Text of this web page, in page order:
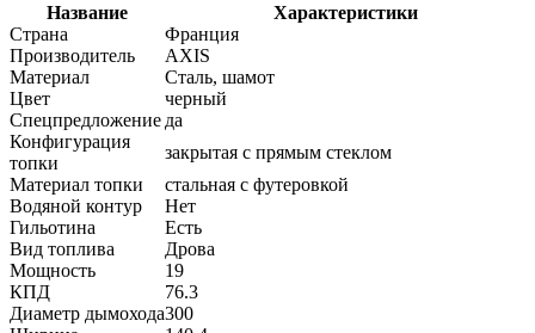
Название
Характеристики
Страна
Франция
Производитель
AXIS
Материал
Сталь, шамот
Цвет
черный
Спецпредложение да
Конфигурация
топки
закрытая с прямым стеклом
Материал топки
стальная с футеровкой
Водяной контур
Нет
Гильотина
Есть
Вид топлива
Дрова
Мощность
19
КПД
76.3
Диаметр дымохода300